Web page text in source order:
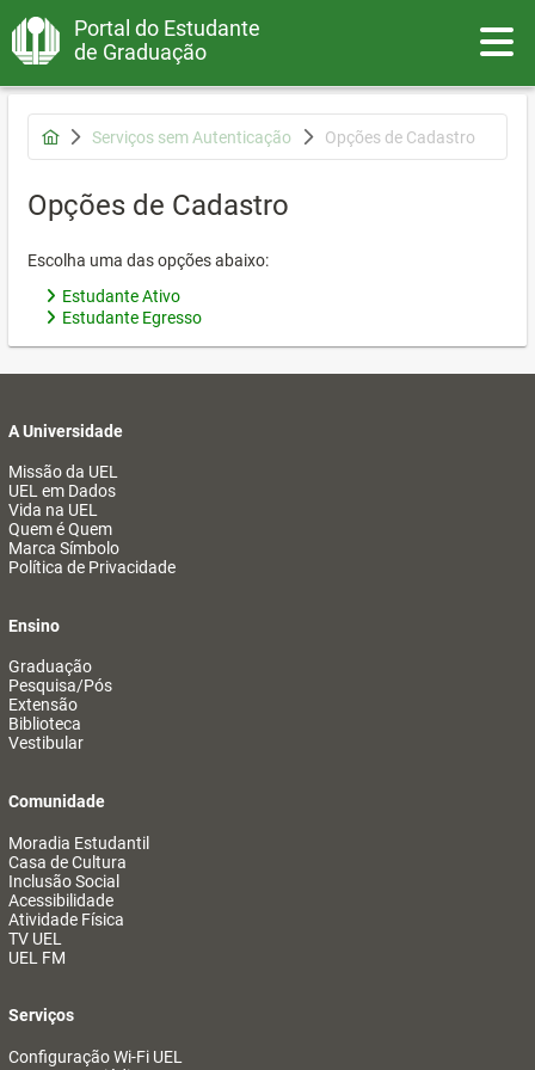
Portal do Estudante
de Graduação
Serviços sem Autenticação Opções de Cadastro
Opções de Cadastro
Escolha uma das opções abaixo:
Estudante Ativo
Estudante Egresso
A Universidade
Missão da UEL
UEL em Dados
Vida na UEL
Quem é Quem
Marca Símbolo
Política de Privacidade
Ensino
Graduação
Pesquisa/Pós
Extensão
Biblioteca
Vestibular
Comunidade
Moradia Estudantil
Casa de Cultura
Inclusão Social
Acessibilidade
Atividade Física
TV UEL
UEL FM
Serviços
Configuração Wi-Fi UEL